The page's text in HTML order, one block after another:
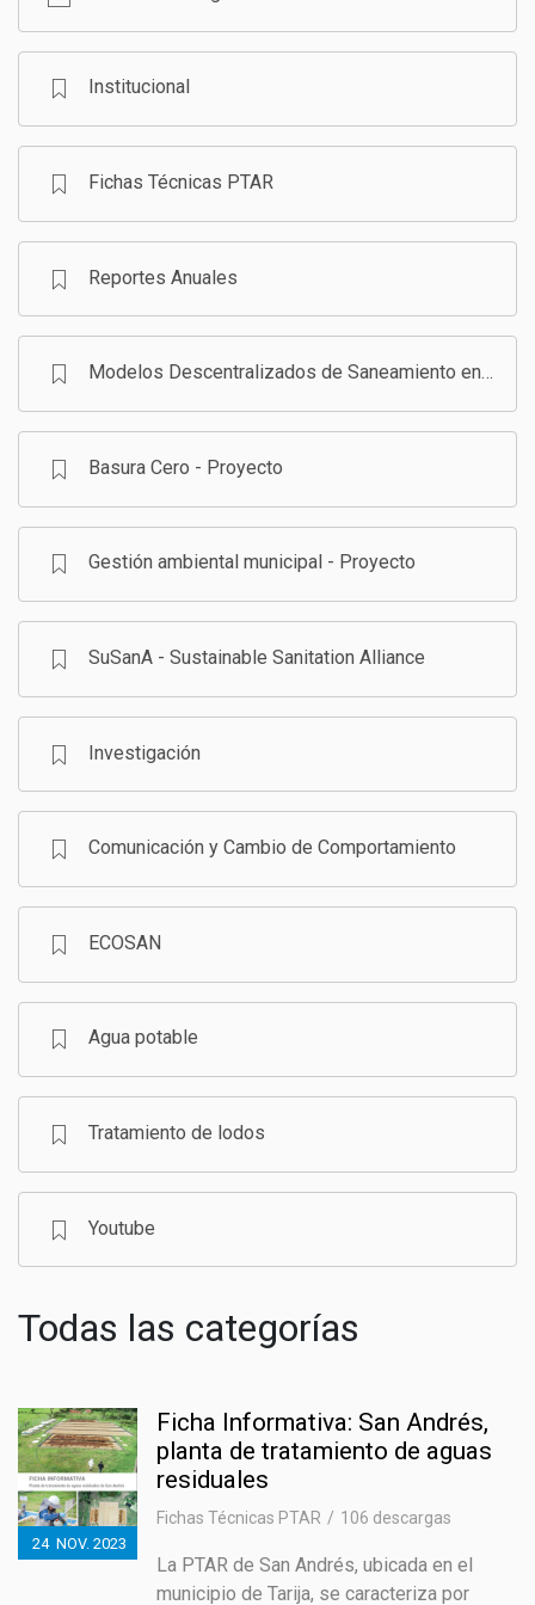
Institucional
Fichas Técnicas PTAR
Reportes Anuales
Modelos Descentralizados de Saneamiento en Bolivia - Programa
Basura Cero - Proyecto
Gestión ambiental municipal - Proyecto
SuSanA - Sustainable Sanitation Alliance
Investigación
Comunicación y Cambio de Comportamiento
ECOSAN
Agua potable
Tratamiento de lodos
Youtube
Todas las categorías
24 NOV. 2023
Ficha Informativa: San Andrés,
planta de tratamiento de aguas
residuales
Fichas Técnicas PTAR 106 descargas
La PTAR de San Andrés, ubicada en el
municipio de Tarija, se caracteriza por